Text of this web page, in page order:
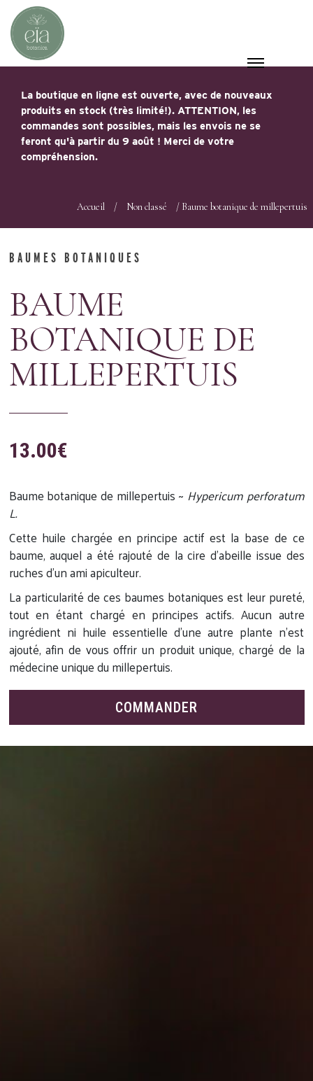
La boutique en ligne est ouverte, avec de nouveaux
produits en stock (très limité!). ATTENTION, les
commandes sont possibles, mais les envois ne se
feront qu'à partir du 9 août ! Merci de votre
compréhension.
Accueil / Non classé / Baume botanique de millepertuis
BAUMES BOTANIQUES
BAUME
BOTANIQUE DE
MILLEPERTUIS
13.00€
Baume botanique de millepertuis ~ Hypericum perforatum
L.
Cette huile chargée en principe actif est la base de ce
baume, auquel a été rajouté de la cire d’abeille issue des
ruches d’un ami apiculteur.
La particularité de ces baumes botaniques est leur pureté,
tout en étant chargé en principes actifs. Aucun autre
ingrédient ni huile essentielle d’une autre plante n’est
ajouté, afin de vous offrir un produit unique, chargé de la
médecine unique du millepertuis.
COMMANDER